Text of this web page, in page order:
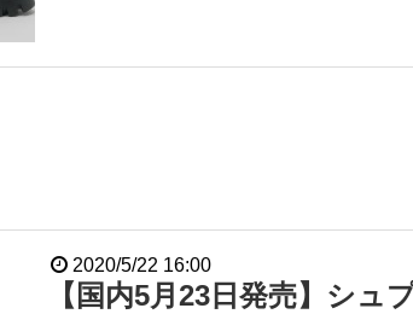
2020/5/22 16:00
【国内5月23日発売】シュ